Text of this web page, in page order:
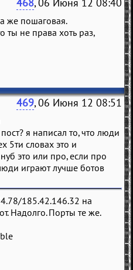
же пошаговая.
ты не права хоть раз,
469, 06 Июня 12 08:51
я написал то, что люди
5ти словах это и
это или про, если про
играют лучше ботов
185.42.146.32 на
Надолго. Порты те же.